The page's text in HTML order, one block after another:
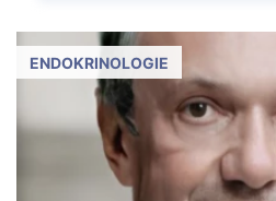
ENDOKRINOLOGIE